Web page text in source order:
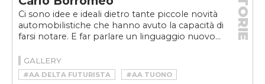
Ci sono idee e ideali dietro tante piccole novità
automobilistiche che hanno avuto la capacità di
farsi notare. E far parlare un linguaggio nuovo...
STORIE
GALLERY
#AA DELTA FUTURISTA
#AA TUONO